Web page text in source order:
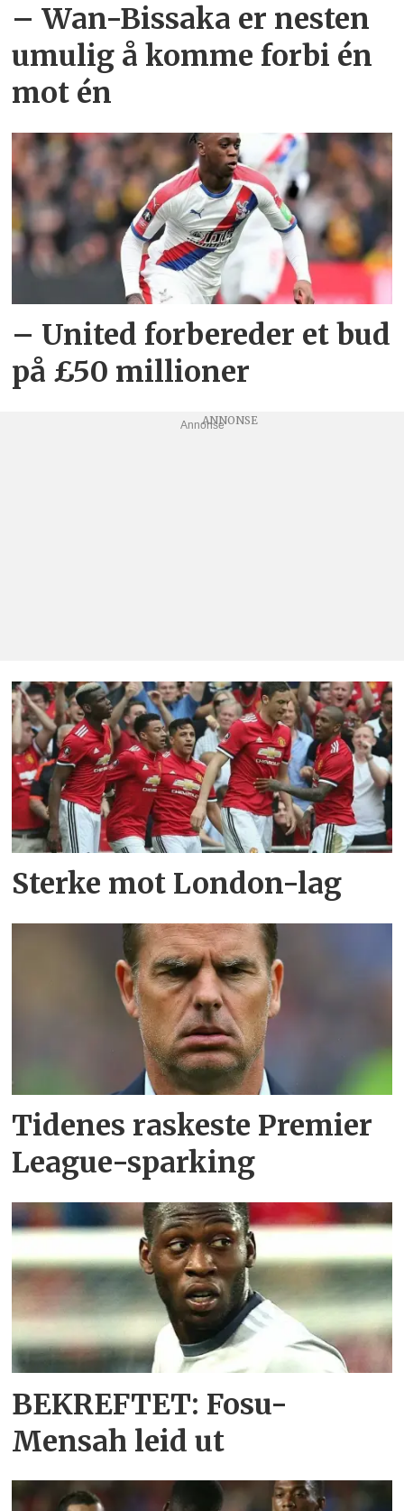
– Wan-Bissaka er nesten
umulig å komme forbi én
mot én
– United forbereder et bud
på £50 millioner
Annonse
Sterke mot London-lag
Tidenes raskeste Premier
League-sparking
BEKREFTET: Fosu-
Mensah leid ut